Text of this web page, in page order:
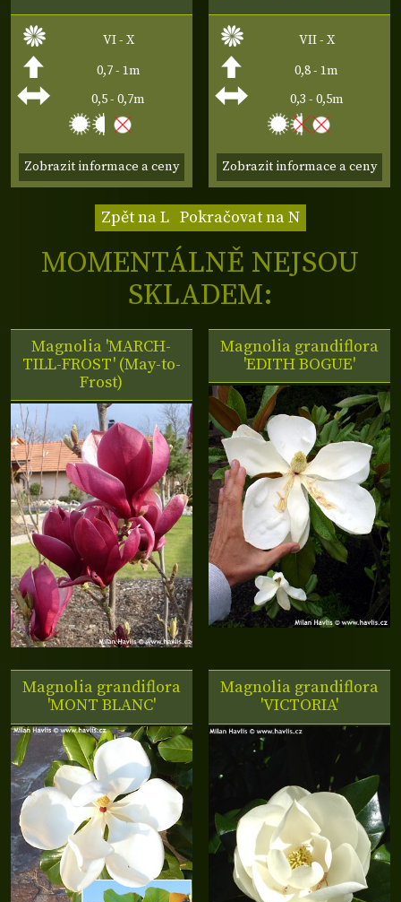
VI - X
0,7 - 1m
0,5 - 0,7m
Zobrazit informace a ceny
VII - X
0,8 - 1m
0,3 - 0,5m
Zobrazit informace a ceny
Zpět na L Pokračovat na N
MOMENTÁLNĚ NEJSOU
SKLADEM:
Magnolia 'MARCH-
TILL-FROST' (May-to-
Frost)
Magnolia grandiflora
'EDITH BOGUE'
Magnolia grandiflora
'MONT BLANC'
Magnolia grandiflora
'VICTORIA'